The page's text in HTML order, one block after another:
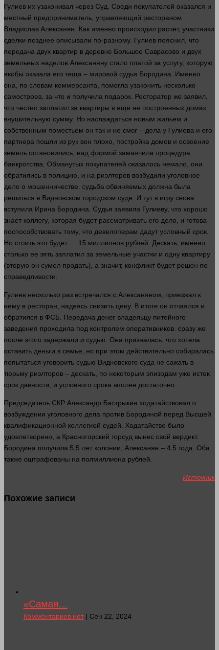
Гулиев их узаконивал через Суд . Среди покупателей оказался и
местный предприниматель, управляющий рестораном
Владислав Алексанян. Как именно происходил расчет, участники
сделки позднее описывали по-разному. Гулиев пояснил, что
передача двух квартир в деревне Большое Саврасово и двух
земельных наделов Алексаняну стало платой за услугу, которую
якобы оказала его теща – мировой судья Бородина. Именно
она, по словам коммерсанта, помогла узаконить несколько
самостроев, за что и получила подарок. Ресторатор же заявил,
что честно заплатил за квартиры в еще не построенных домах
внушительную сумму. Но наслаждаться новым жильем и
собственным поместьем он так и не смог – дела у Гулиева и его
партнера пошли из рук вон плохо , постройка домов и освоение
земель остановились, над фирмой замаячила процедура
банкротства. Обманутых покупателей оказалось немало, они
обратились в полицию, и на риэлторов возбудили уголовное
дело о мошенничестве. судьба обвиняемых должна была
решиться в Видновском городском суде . И тут в игру снова
вступила Ирина Бородина. Судья заявила Гулиеву, что хорошо
знает коллегу, которая будет рассматривать его дело, и готова
поспособствовать тому, что девелоперам дадут условный срок.
Но стоить это будет…. 15 миллионов рублей . Дескать, именно
столько ее зять заплатил за земельные участки и одну квартиру
(вторую он сумел продать), а значит, конфликт будет решен по
справедливости.
Гулиев несколько раз встречался с Алексаняном, приезжал к
нему в ресторан, надеясь снизить цену. В итоге он отчаялся и
обратился в ФСБ. Передача денег владельцу питейного
заведения проходила под контролем оперативников. сразу же
после этого задержали и судью. Она призналась, что хотела
оставить деньги в семье, но при этом действительно собиралась
попытаться уговорить судью Видновского суда не сажать в
тюрьму риэлторов – дескать, по некоторым эпизодам уже истек
срок давности , и условного срока вполне достаточно.
Председатель СКР Александр Бастрыкин ходатайствовал о
возбуждении уголовного дела против Бородиной перед Высшей
квалификационной коллегией судей. Ходатайство было
удовлетворено, а Красногорский горсуд вынес свой вердикт.
Бородина получила 5,5 лет колонии, Алексанян – 4,5 года . Оба
также оштрафованы на полмиллиона рублей
Источник
Похожие записи
«Самая...
Комментариев нет| Сен 22, 2024